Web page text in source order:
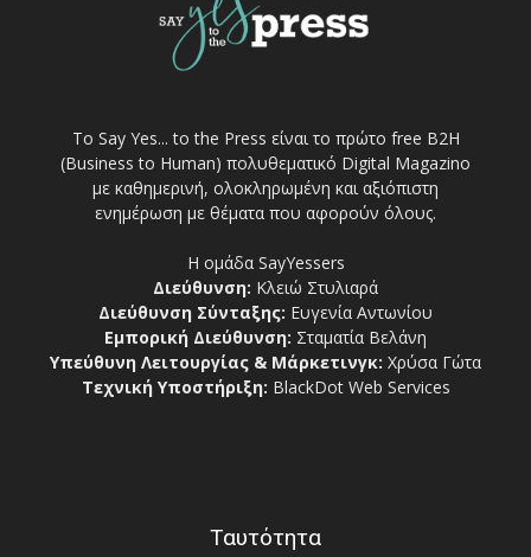
Το Say Yes... to the Press είναι το πρώτο free Β2Η
(Business to Human) πολυθεματικό Digital Magazino
με καθημερινή, ολοκληρωμένη και αξιόπιστη
ενημέρωση με θέματα που αφορούν όλους.
Η ομάδα SayYessers
Διεύθυνση: Κλειώ Στυλιαρά
Διεύθυνση Σύνταξης: Ευγενία Αντωνίου
Εμπορική Διεύθυνση: Σταματία Βελάνη
Υπεύθυνη Λειτουργίας & Μάρκετινγκ: Χρύσα Γώτα
Τεχνική Υποστήριξη: BlackDot Web Services
Ταυτότητα